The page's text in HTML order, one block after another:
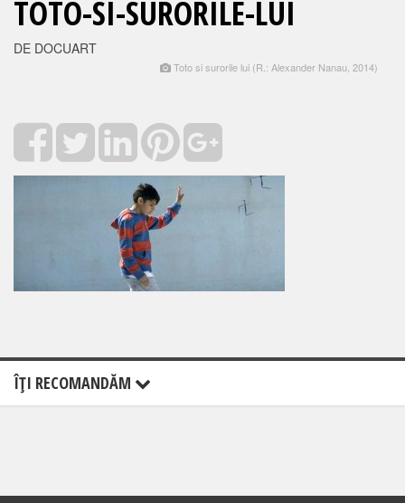
TOTO-SI-SURORILE-LUI
DE DOCUART
Toto si surorile lui (R.: Alexander Nanau, 2014)
ÎŢI RECOMANDĂM